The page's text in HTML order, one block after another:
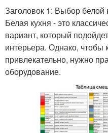
Заголовок 1: Выбор белой
Белая кухня - это
вариант, который
интерьера. Однако, чтобы
привлекательно, нужно
оборудование.